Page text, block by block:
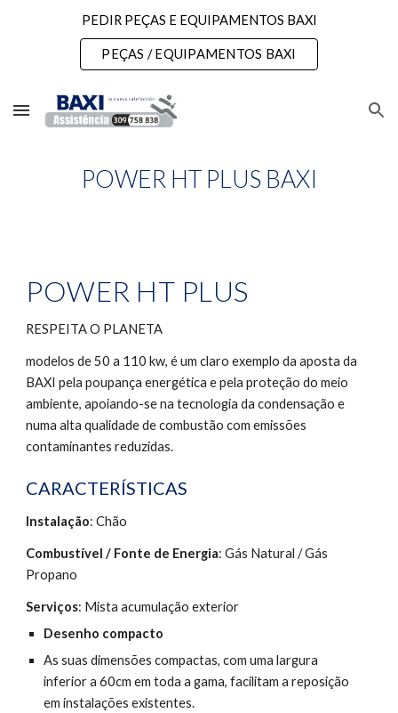
PEDIR PEÇAS E EQUIPAMENTOS BAXI
PEÇAS / EQUIPAMENTOS BAXI
POWER HT PLUS BAXI
POWER HT PLUS
RESPEITA O PLANETA
modelos de 50 a 110 kw, é um claro exemplo da aposta da
BAXI pela poupança energética e pela proteção do meio
ambiente, apoiando-se na tecnologia da condensação e
numa alta qualidade de combustão com emissões
contaminantes reduzidas.
CARACTERÍSTICAS
Instalação: Chão
Combustível / Fonte de Energia: Gás Natural / Gás
Propano
Serviços: Mista acumulação exterior
Desenho compacto
As suas dimensões compactas, com uma largura
inferior a 60cm em toda a gama, facilitam a reposição
em instalações existentes.